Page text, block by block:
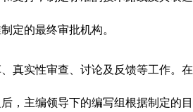
定的最终审批机构。
真实性审查、讨论及反馈等工作。在
，主编领导下的编写组根据制定的目